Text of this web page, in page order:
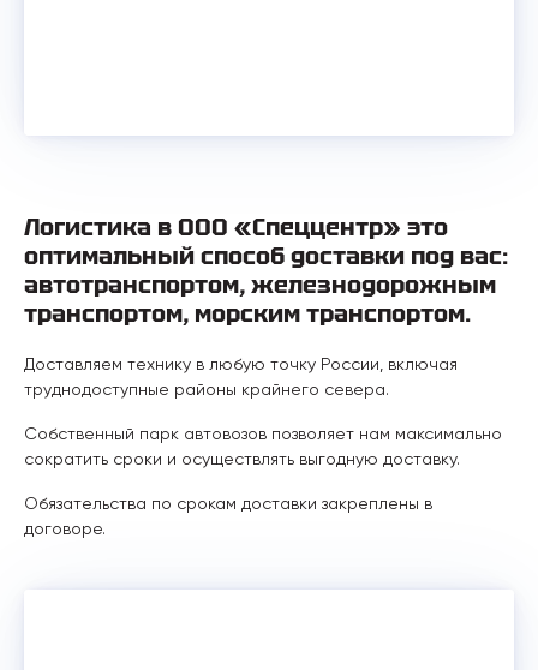
Логистика в ООО «Спеццентр» это
оптимальный способ доставки под вас:
автотранспортом, железнодорожным
транспортом, морским транспортом.
Доставляем технику в любую точку России, включая
труднодоступные районы крайнего севера.
Собственный парк автовозов позволяет нам максимально
сократить сроки и осуществлять выгодную доставку.
Обязательства по срокам доставки закреплены в
договоре.